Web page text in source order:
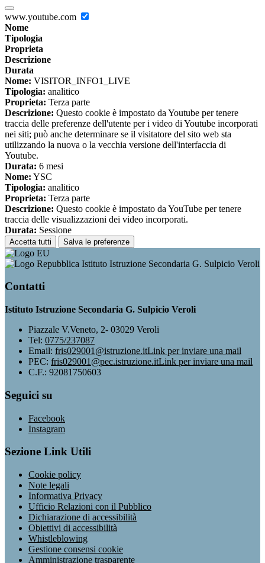
www.youtube.com
Nome
Tipologia
Proprieta
Descrizione
Durata
Nome: VISITOR_INFO1_LIVE
Tipologia: analitico
Proprieta: Terza parte
Descrizione: Questo cookie è impostato da Youtube per tenere
traccia delle preferenze dell'utente per i video di Youtube incorporati
nei siti; può anche determinare se il visitatore del sito web sta
utilizzando la nuova o la vecchia versione dell'interfaccia di
Youtube.
Durata: 6 mesi
Nome: YSC
Tipologia: analitico
Proprieta: Terza parte
Descrizione: Questo cookie è impostato da YouTube per tenere
traccia delle visualizzazioni dei video incorporati.
Durata: Sessione
Accetta tutti Salva le preferenze
Istituto Istruzione Secondaria G. Sulpicio Veroli
Contatti
Istituto Istruzione Secondaria G. Sulpicio Veroli
Piazzale V.Veneto, 2- 03029 Veroli
Tel: 0775/237087
Email: fris029001@istruzione.itLink per inviare una mail
PEC: fris029001@pec.istruzione.itLink per inviare una mail
C.F.: 92081750603
Seguici su
Facebook
Instagram
Sezione Link Utili
Cookie policy
Note legali
Informativa Privacy
Ufficio Relazioni con il Pubblico
Dichiarazione di accessibilità
Obiettivi di accessibilità
Whistleblowing
Gestione consensi cookie
Amministrazione trasparente